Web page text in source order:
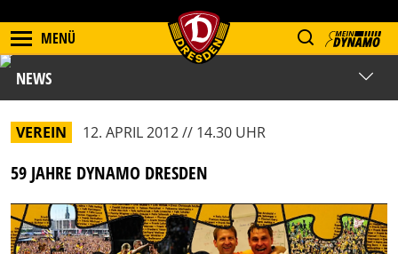
MENÜ
NEWS
VEREIN 12. APRIL 2012 // 14.30 UHR
59 JAHRE DYNAMO DRESDEN